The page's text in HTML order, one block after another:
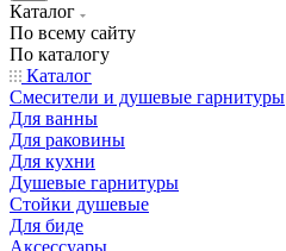
Каталог
По всему сайту
По каталогу
Каталог
Смесители и душевые гарнитуры
Для ванны
Для раковины
Для кухни
Душевые гарнитуры
Стойки душевые
Для биде
Аксессуары